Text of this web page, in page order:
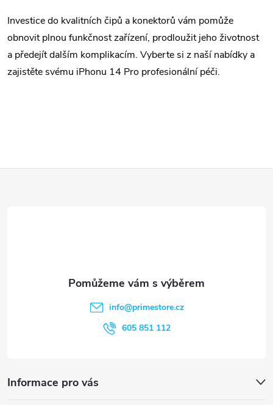
v
k
y
Investice do kvalitních čipů a konektorů vám pomůže
obnovit plnou funkčnost zařízení, prodloužit jeho životnost
a předejít dalším komplikacím. Vyberte si z naší nabídky a
zajistěte svému iPhonu 14 Pro profesionální péči.
Informace pro vás
info@primestore.cz
605 851 112